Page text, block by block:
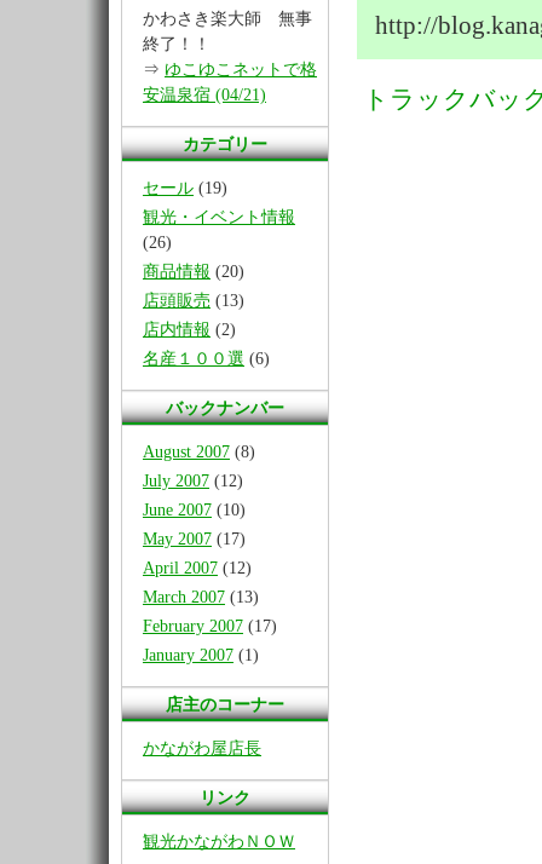
かわさき楽大師 無事
終了！！
⇒ ゆこゆこネットで格
安温泉宿 (04/21)
カテゴリー
セール (19)
観光・イベント情報
(26)
商品情報 (20)
店頭販売 (13)
店内情報 (2)
名産１００選 (6)
バックナンバー
August 2007 (8)
July 2007 (12)
June 2007 (10)
May 2007 (17)
April 2007 (12)
March 2007 (13)
February 2007 (17)
January 2007 (1)
店主のコーナー
かながわ屋店長
リンク
観光かながわＮＯＷ
http://
トラックバッ